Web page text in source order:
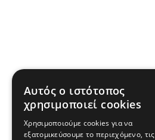
Αυτός ο ιστότοπος
χρησιμοποιεί cookies
Χρησιμοποιούμε cookies για να
εξατομικεύσουμε το περιεχόμενο, τις